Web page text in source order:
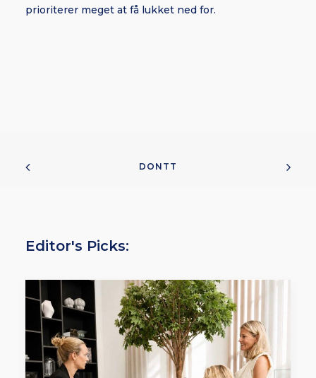
prioriterer meget at få lukket ned for.
DONTT
Editor's Picks: